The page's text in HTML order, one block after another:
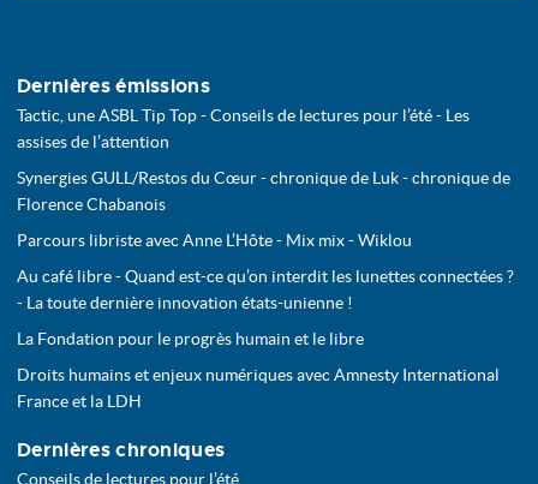
Dernières émissions
Tactic, une ASBL Tip Top - Conseils de lectures pour l’été - Les
assises de l’attention
Synergies GULL/Restos du Cœur - chronique de Luk - chronique de
Florence Chabanois
Parcours libriste avec Anne L’Hôte - Mix mix - Wiklou
Au café libre - Quand est-ce qu’on interdit les lunettes connectées ?
- La toute dernière innovation états-unienne !
La Fondation pour le progrès humain et le libre
Droits humains et enjeux numériques avec Amnesty International
France et la LDH
Dernières chroniques
Conseils de lectures pour l’été